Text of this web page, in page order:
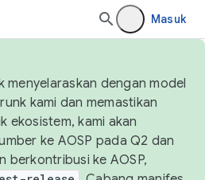
Masuk
menyelaraskan dengan model
kami dan memastikan
ekosistem, kami akan
ke AOSP pada Q2 dan
berkontribusi ke AOSP,